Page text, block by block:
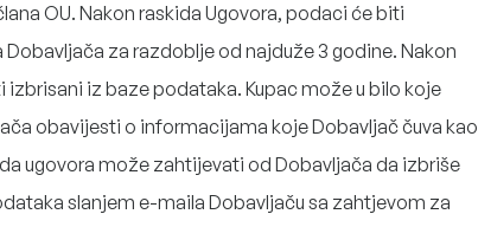
OU. Nakon raskida Ugovora, podaci će biti
za razdoblje od najduže 3 godine. Nakon
iz baze podataka. Kupac može u bilo koje
obavijesti o informacijama koje Dobavljač čuva kao
ugovora može zahtijevati od Dobavljača da izbriše
slanjem e-maila Dobavljaču sa zahtjevom za